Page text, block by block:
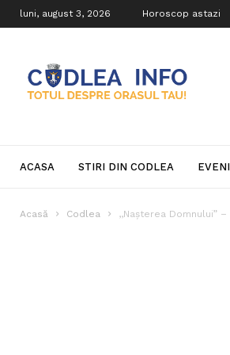
luni, august 3, 2026 Horoscop astazi
Info
ACASA STIRI DIN CODLEA
Acasă Codlea ,,Nașterea Domnului” –